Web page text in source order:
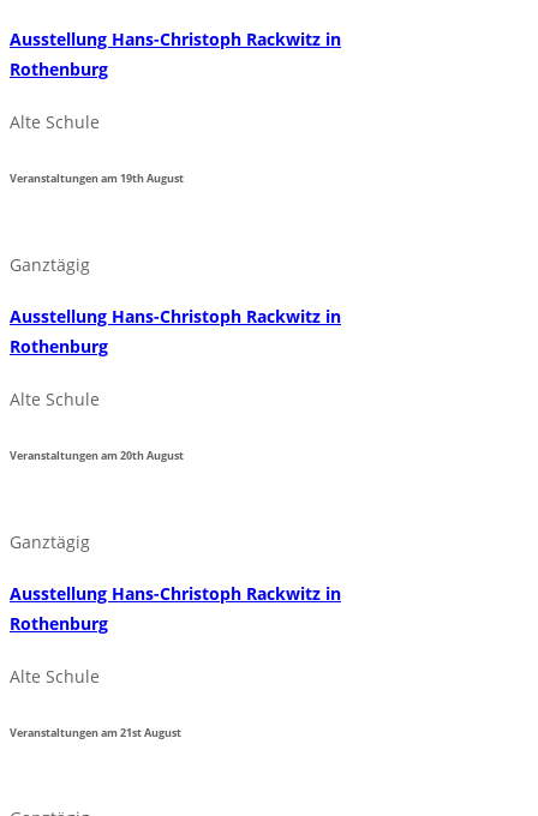
Ausstellung Hans-Christoph Rackwitz in
Rothenburg
Alte Schule
Veranstaltungen am19thAugust
Ganztägig
Ausstellung Hans-Christoph Rackwitz in
Rothenburg
Alte Schule
Veranstaltungen am20thAugust
Ganztägig
Ausstellung Hans-Christoph Rackwitz in
Rothenburg
Alte Schule
Veranstaltungen am21stAugust